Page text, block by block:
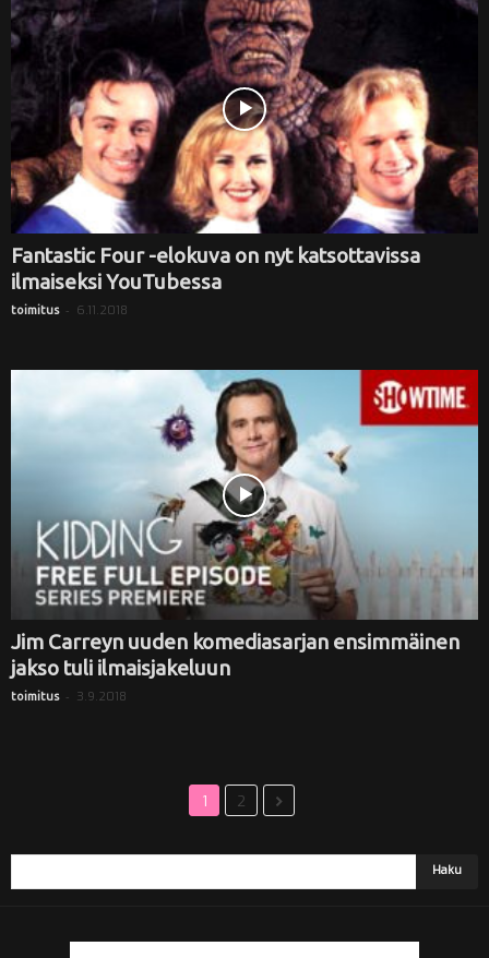
Fantastic Four -elokuva on nyt katsottavissa
ilmaiseksi YouTubessa
toimitus - 6.11.2018
Jim Carreyn uuden komediasarjan ensimmäinen
jakso tuli ilmaisjakeluun
toimitus - 3.9.2018
1 2